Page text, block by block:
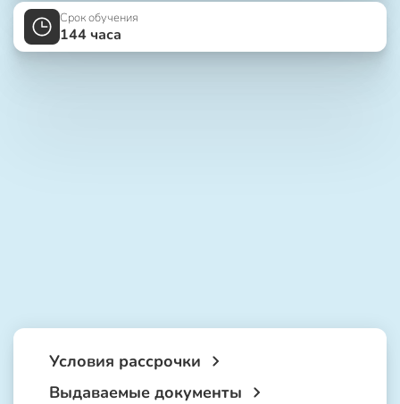
Срок обучения
144 часа
Условия рассрочки
Выдаваемые документы